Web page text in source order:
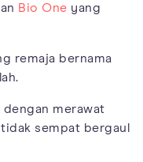
Bio One yang
remaja bernama
dengan merawat
sempat bergaul